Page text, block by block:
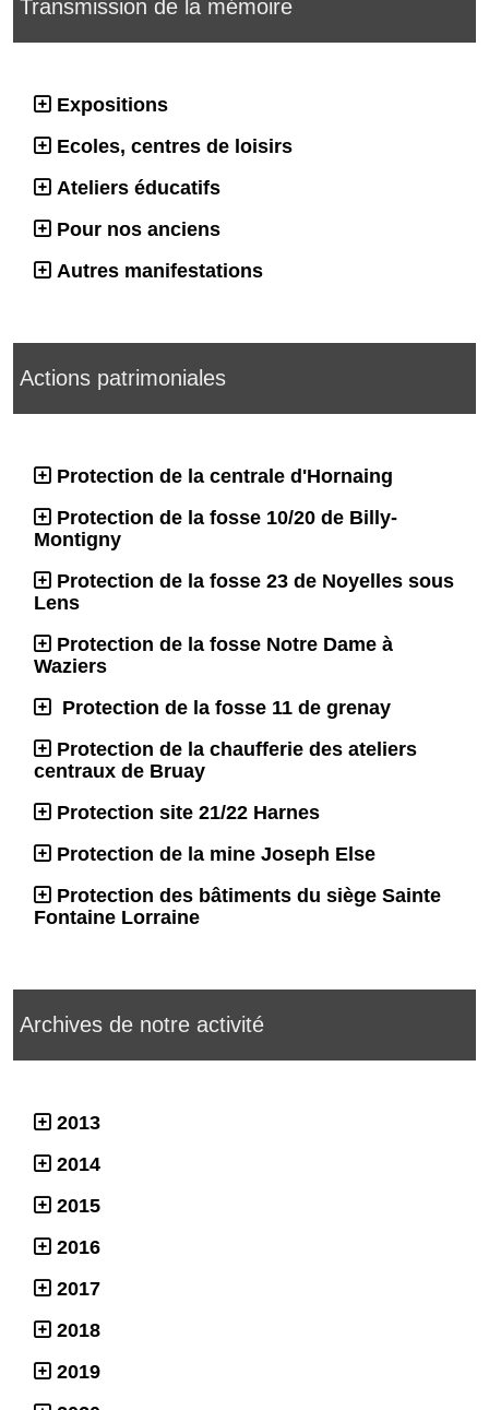
Transmission de la mémoire
Expositions
Ecoles, centres de loisirs
Ateliers éducatifs
Pour nos anciens
Autres manifestations
Actions patrimoniales
Protection de la centrale d'Hornaing
Protection de la fosse 10/20 de Billy-
Montigny
Protection de la fosse 23 de Noyelles sous
Lens
Protection de la fosse Notre Dame à
Waziers
Protection de la fosse 11 de grenay
Protection de la chaufferie des ateliers
centraux de Bruay
Protection site 21/22 Harnes
Protection de la mine Joseph Else
Protection des bâtiments du siège Sainte
Fontaine Lorraine
Archives de notre activité
2013
2014
2015
2016
2017
2018
2019